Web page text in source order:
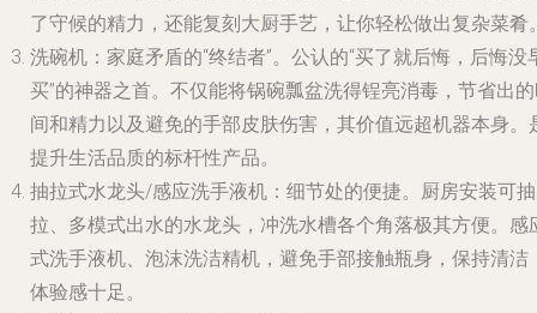
了守候的精力，还能复刻大厨手艺，让你轻松做出复杂菜肴
洗碗机：家庭矛盾的“终结者”。公认的“买了就后悔，后悔没
买”的神器之首。不仅能将锅碗瓢盆洗得锃亮消毒，节省出
间和精力以及避免的手部皮肤伤害，其价值远超机器本身。
提升生活品质的标杆性产品。
抽拉式水龙头/感应洗手液机：细节处的便捷。厨房安装可抽
拉、多模式出水的水龙头，冲洗水槽各个角落极其方便。感
式洗手液机、泡沫洗洁精机，避免手部接触瓶身，保持清洁
体验感十足。